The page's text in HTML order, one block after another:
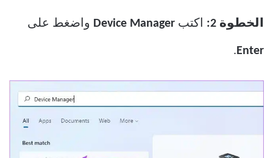
الخطوة 2: اكتب Device Manager واضغط على
Enter
.